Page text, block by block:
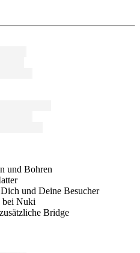
und Bohren
und Deine Besucher
bei Nuki
Bridge